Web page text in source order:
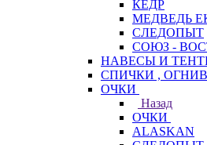
КЕДР
МЕДВЕДЬ
СЛЕДОПЫТ
СОЮЗ -
НАВЕСЫ И
СПИЧКИ ,
ОЧКИ
Назад
ОЧКИ
ALASKAN